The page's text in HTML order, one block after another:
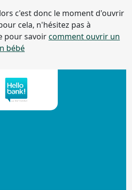
c'est donc le moment d'ouvrir
cela, n'hésitez pas à
pour savoircomment ouvrir un
bébé